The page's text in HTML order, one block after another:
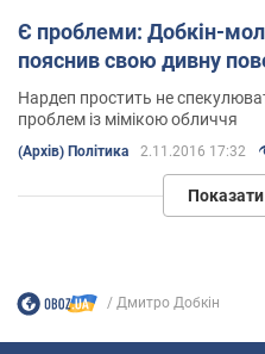
Є проблеми: Добкін-
пояснив свою дивну
Нардеп простить не
проблем із мімікою обличчя
(Архів) Політика 2.11.2016 17:32
Дмитро Добкін